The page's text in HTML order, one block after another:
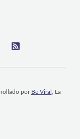
por Be Viral , La